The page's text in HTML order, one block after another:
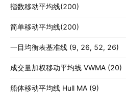
指数移动平均线(200)
简单移动平均线(200)
一目均衡表基准线 (9, 26, 52, 26)
成交量加权移动平均线 VWMA (20)
船体移动平均线 Hull MA (9)